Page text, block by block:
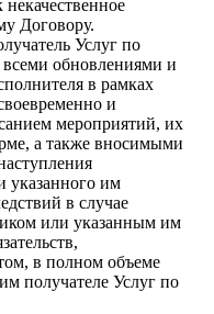
некачественное
Договору.
Услуг по
всеми обновлениями и
в рамках
и
мероприятий, их
а также вносимыми
указанного им
в случае
или указанным им
в полном объеме
получателе Услуг по